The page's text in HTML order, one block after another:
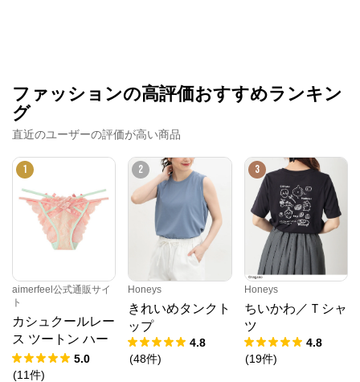
ファッションの高評価おすすめランキン
グ
直近のユーザーの評価が高い商品
1
aimerfeel公式通販サイ
ト
カシュクールレー
ス ツートン ハー
フバックショーツ
5.0
(11件)
2
Honeys
きれいめタンクト
ップ
4.8
(48件)
3
Honeys
ちいかわ／Ｔシャ
ツ
4.8
(19件)